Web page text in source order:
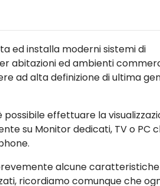
ed installa moderni sistemi di
abitazioni ed ambienti
ad alta definizione di ultima
possibile effettuare la
su Monitor dedicati, TV o PC
alcune
ricordiamo comunque che